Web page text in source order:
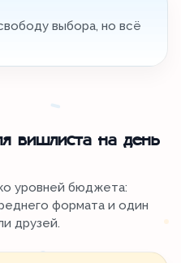
выбора, но всё
вишлиста на день
уровней бюджета:
формата и один
друзей.